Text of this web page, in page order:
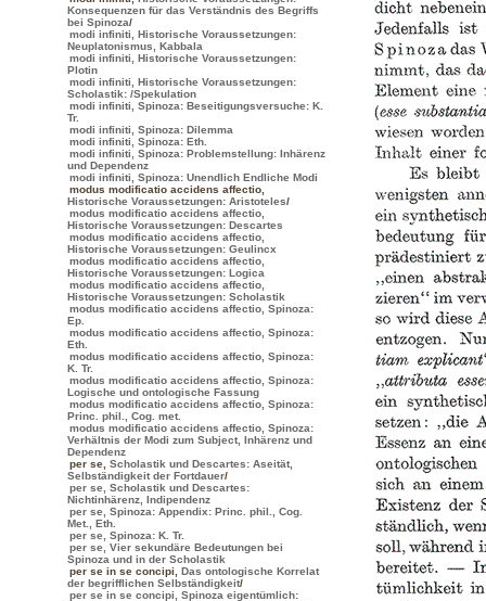
Konsequenzen für das Verständnis des Begriffs
bei Spinoza/
modi infiniti, Historische Voraussetzungen:
Neuplatonismus, Kabbala
modi infiniti, Historische Voraussetzungen:
Plotin
modi infiniti, Historische Voraussetzungen:
Scholastik: /Spekulation
modi infiniti, Spinoza: Beseitigungsversuche: K.
Tr.
modi infiniti, Spinoza: Dilemma
modi infiniti, Spinoza: Eth.
modi infiniti, Spinoza: Problemstellung: Inhärenz
und Dependenz
modi infiniti, Spinoza: Unendlich Endliche Modi
modus modificatio accidens affectio
Historische Voraussetzungen: Aristoteles/
modus modificatio accidens affectio,
Historische Voraussetzungen: Descartes
modus modificatio accidens affectio,
Historische Voraussetzungen: Geulincx
modus modificatio accidens affectio,
Historische Voraussetzungen: Logica
modus modificatio accidens affectio,
Historische Voraussetzungen: Scholastik
modus modificatio accidens affectio, Spinoza:
Ep.
modus modificatio accidens affectio, Spinoza:
Eth.
modus modificatio accidens affectio, Spinoza:
K. Tr.
modus modificatio accidens affectio, Spinoza:
Logische und ontologische Fassung
modus modificatio accidens affectio, Spinoza:
Princ. phil., Cog. met.
modus modificatio accidens affectio, Spinoza:
Verhältnis der Modi zum Subject, Inhärenz und
Dependenz
per se Scholastik und Descartes: Aseität,
Selbständigkeit der Fortdauer/
per se, Scholastik und Descartes:
Nichtinhärenz, Indipendenz
per se, Spinoza: Appendix: Princ. phil., Cog.
Met., Eth.
per se, Spinoza: K. Tr.
per se, Vier sekundäre Bedeutungen bei
Spinoza und in der Scholastik
per se in se concipi
Das ontologische Korrelat
der begrifflichen Selbständigkeit/
per se in se concipi, Spinoza eigentümlich: